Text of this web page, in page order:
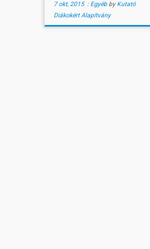
7 okt, 2015: Egyéb by Kutató
Diákokért Alapítvány